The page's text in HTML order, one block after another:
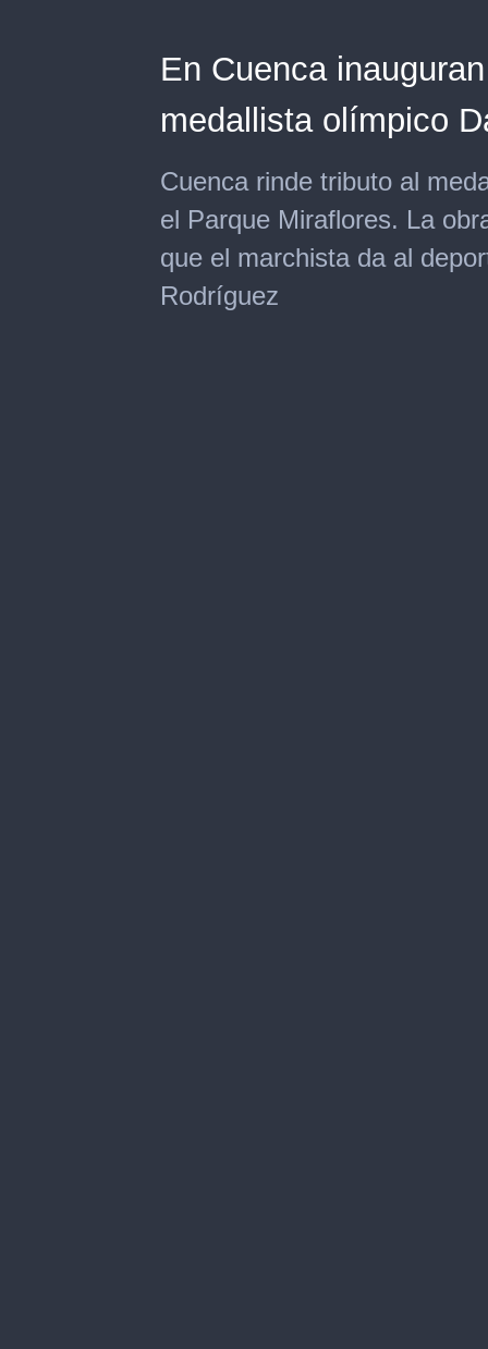
En Cuenca
medallista olímpico
Cuenca rinde tributo al
el Parque Miraflores. La
que el marchista da al
Rodríguez